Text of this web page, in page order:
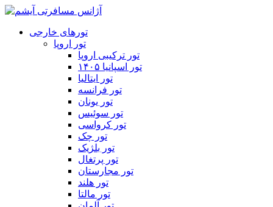
تورهای خارجی
تور اروپا
تور ترکیبی اروپا
تور اسپانیا ۱۴۰۵
تور ایتالیا
تور فرانسه
تور یونان
تور سوئیس
تور کرواسی
تور چک
تور بلژیک
تور پرتغال
تور مجارستان
تور هلند
تور مالتا